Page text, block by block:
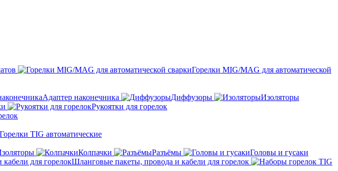
Горелки MIG/MAG для автоматической
Адаптер наконечника Диффузоры
Изоляторы
Рукоятки для горелок
Горелки TIG автоматические
Колпачки Разъёмы
Головы и гусаки
Шланговые пакеты, провода и кабели для горелок